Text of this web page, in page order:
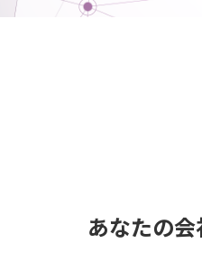
あなたの